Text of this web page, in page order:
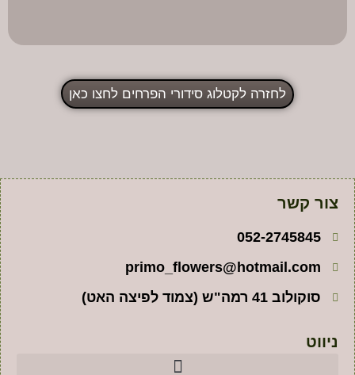
לחזרה לקטלוג סידורי הפרחים לחצו כאן
צור קשר
052-2745845
primo_flowers@hotmail.com
סוקולוב 41 רמה"ש (צמוד לפיצה האט)
ניווט